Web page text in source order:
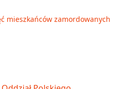
mieszkańców zamordowanych